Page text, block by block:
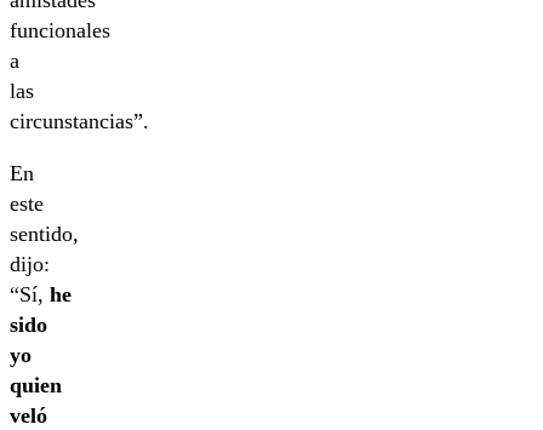
funcionales
a
las
circunstancias”.
En
este
sentido,
dijo:
“Sí, he
sido
yo
quien
veló